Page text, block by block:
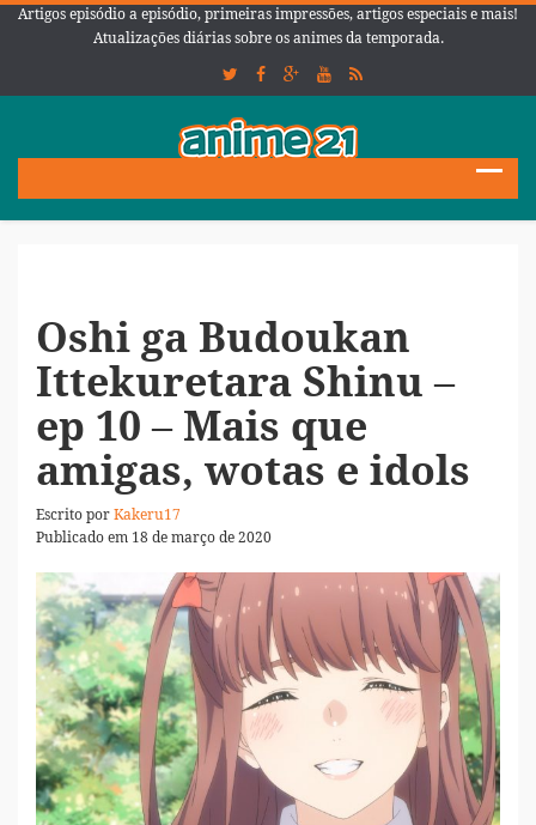
Artigos episódio a episódio, primeiras impressões, artigos especiais e mais!
Atualizações diárias sobre os animes da temporada.
Oshi ga Budoukan
Ittekuretara Shinu –
ep 10 – Mais que
amigas, wotas e idols
Escrito porKakeru17
Publicado em 18 de março de 2020